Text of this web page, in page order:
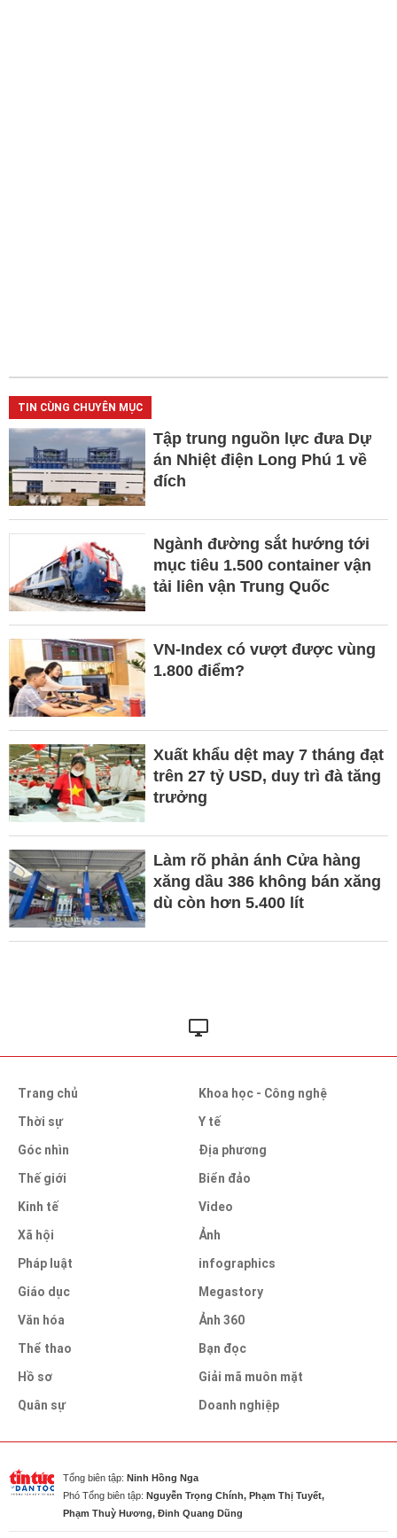
TIN CÙNG CHUYÊN MỤC
Tập trung nguồn lực đưa Dự
án Nhiệt điện Long Phú 1 về
đích
Ngành đường sắt hướng tới
mục tiêu 1.500 container vận
tải liên vận Trung Quốc
VN-Index có vượt được vùng
1.800 điểm?
Xuất khẩu dệt may 7 tháng đạt
trên 27 tỷ USD, duy trì đà tăng
trưởng
Làm rõ phản ánh Cửa hàng
xăng dầu 386 không bán xăng
dù còn hơn 5.400 lít
Trang chủ
Thời sự
Góc nhìn
Thế giới
Kinh tế
Xã hội
Pháp luật
Giáo dục
Văn hóa
Thể thao
Hồ sơ
Quân sự
Khoa học - Công nghệ
Y tế
Địa phương
Biển đảo
Video
Ảnh
infographics
Megastory
Ảnh 360
Bạn đọc
Giải mã muôn mặt
Doanh nghiệp
Tổng biên tập: Ninh Hồng Nga
Phó Tổng biên tập: Nguyễn Trọng Chính, Phạm Thị Tuyết,
Phạm Thuỳ Hương, Đinh Quang Dũng